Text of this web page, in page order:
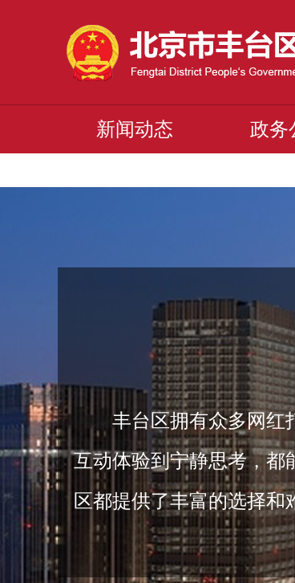
新闻动态 政务
丰台区拥有众多网红
互动体验到宁静思考，都
区都提供了丰富的选择和